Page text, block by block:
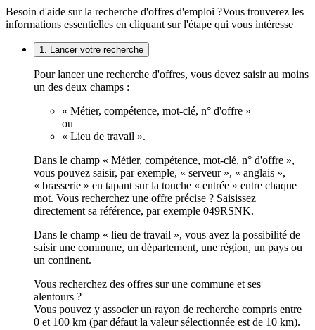
Besoin d'aide sur la recherche d'offres d'emploi ?Vous trouverez les
informations essentielles en cliquant sur l'étape qui vous intéresse
1. Lancer votre recherche
Pour lancer une recherche d'offres, vous devez saisir au moins
un des deux champs :
« Métier, compétence, mot-clé, n° d'offre »
ou
« Lieu de travail ».
Dans le champ « Métier, compétence, mot-clé, n° d'offre »,
vous pouvez saisir, par exemple, « serveur », « anglais »,
« brasserie » en tapant sur la touche « entrée » entre chaque
mot. Vous recherchez une offre précise ? Saisissez
directement sa référence, par exemple 049RSNK.
Dans le champ « lieu de travail », vous avez la possibilité de
saisir une commune, un département, une région, un pays ou
un continent.
Vous recherchez des offres sur une commune et ses
alentours ?
Vous pouvez y associer un rayon de recherche compris entre
0 et 100 km (par défaut la valeur sélectionnée est de 10 km).